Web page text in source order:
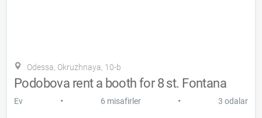
Odessa, Okruzhnaya, 10-b
Podobova rent a booth for 8 st. Fontana
Ev • 6 misafirler • 3 odalar